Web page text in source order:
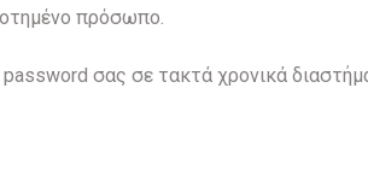
πρόσωπο.
σας σε τακτά χρονικά